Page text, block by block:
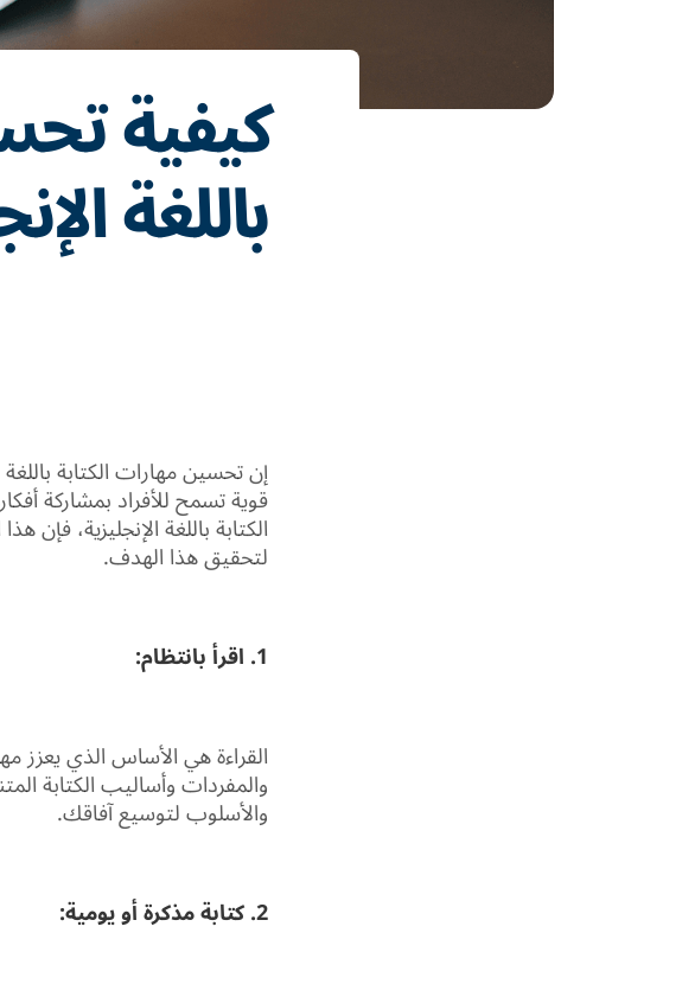
كيفية
باللغة
إن تحسين مهارات الكتابة
قوية تسمح للأفراد بمشاركة
الكتابة باللغة الإنجليزية،
لتحقيق هذا الهدف.
1. اقرأ بانتظام:
القراءة هي الأساس الذي يعزز
والمفردات وأساليب الكتابة
والأسلوب لتوسيع آفاقك.
2. كتابة مذكرة أو يومية: